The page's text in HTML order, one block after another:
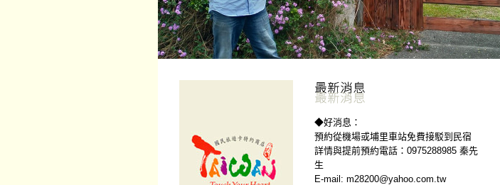
◆好消息：
預約從機場或埔里車站免費接駁到民宿
詳情與提前預約電話：0975288985 秦先
生
E-mail: m28200@yahoo.com.tw